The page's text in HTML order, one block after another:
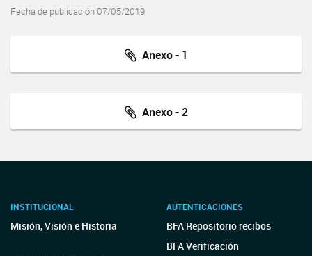
Fecha de publicación 07/05/2019
Anexo - 1
Anexo - 2
INSTITUCIONAL
Misión, Visión e Historia
AUTENTICACIONES
BFA Repositorio recibos
BFA Verificación